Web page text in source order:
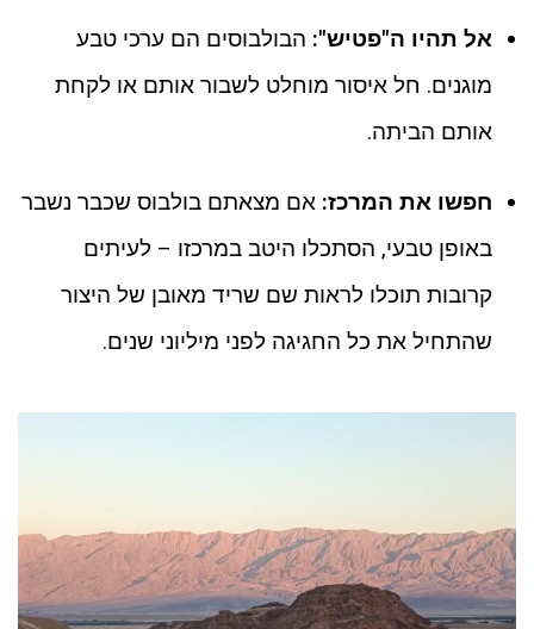
אל תהיו ה"פטיש": הבולבוסים הם ערכי טבע
מוגנים. חל איסור מוחלט לשבור אותם או לקחת
אותם הביתה.
חפשו את המרכז: אם מצאתם בולבוס שכבר נשבר
באופן טבעי, הסתכלו היטב במרכזו – לעיתים
קרובות תוכלו לראות שם שריד מאובן של היצור
שהתחיל את כל החגיגה לפני מיליוני שנים.